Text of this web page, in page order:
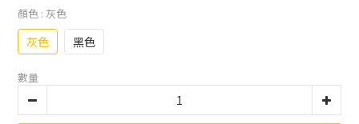
顏色 : 灰色
灰色 黑色
數量